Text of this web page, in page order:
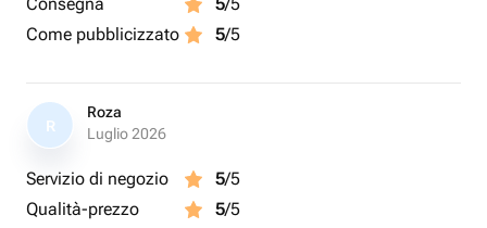
Come pubblicizzato
5/5
R
Roza
Luglio 2026
Servizio di negozio 5/5
Qualità-prezzo
5/5